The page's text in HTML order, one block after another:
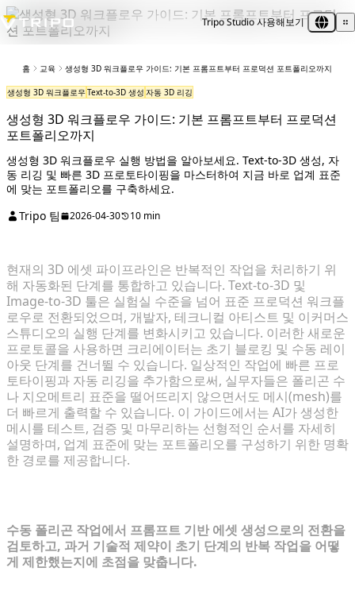
Tripo Studio 사용해보기
홈 교육 생성형 3D 워크플로우 가이드: 기본 프롬프트부터 프로덕션 포트폴리오까지
생성형 3D 워크플로우Text-to-3D 생성 자동 3D 리깅
생성형 3D 워크플로우 가이드: 기본 프롬프트부터 프로덕션
포트폴리오까지
생성형 3D 워크플로우 실행 방법을 알아보세요. Text-to-3D 생성, 자
동 리깅 및 빠른 3D 프로토타이핑을 마스터하여 지금 바로 업계 표준
에 맞는 포트폴리오를 구축하세요.
Tripo 팀
2026-04-30 10 min
현재의 3D 에셋 파이프라인은 반복적인 작업을 처리하기 위
해 자동화된 단계를 통합하고 있습니다. Text-to-3D 및
Image-to-3D 툴은 실험실 수준을 넘어 표준 프로덕션 워크플
로우로 전환되었으며, 개발자, 테크니컬 아티스트 및 이커머스
스튜디오의 실행 단계를 변화시키고 있습니다. 이러한 새로운
프로토콜을 사용하면 크리에이터는 초기 블로킹 및 수동 레이
아웃 단계를 건너뛸 수 있습니다. 일상적인 작업에 빠른 프로
토타이핑과 자동 리깅을 추가함으로써, 실무자들은 폴리곤 수
나 지오메트리 표준을 떨어뜨리지 않으면서도 메시(mesh)를
더 빠르게 출력할 수 있습니다. 이 가이드에서는 AI가 생성한
메시를 테스트, 검증 및 마무리하는 선형적인 순서를 자세히
설명하며, 업계 표준에 맞는 포트폴리오를 구성하기 위한 명확
한 경로를 제공합니다.
수동 폴리곤 작업에서 프롬프트 기반 에셋 생성으로의 전환을
검토하고, 과거 기술적 제약이 초기 단계의 반복 작업을 어떻
게 제한했는지에 초점을 맞춥니다.